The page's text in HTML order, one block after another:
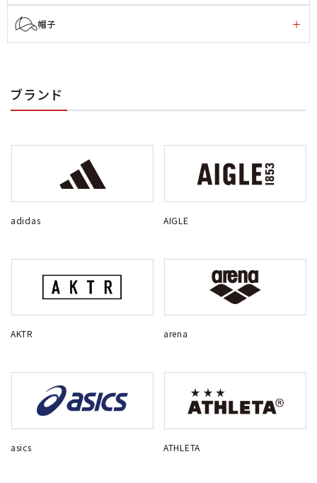
帽子
ブランド
adidas AIGLE
AKTR arena
asics ATHLETA